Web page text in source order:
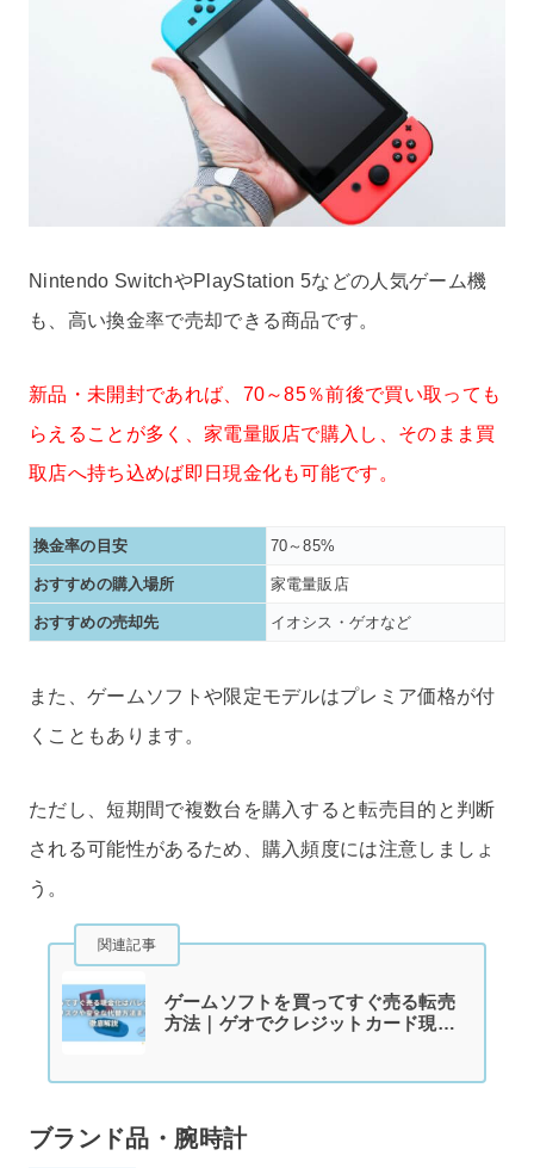
Nintendo SwitchやPlayStation 5などの人気ゲーム機
も、高い換金率で売却できる商品です。
新品・未開封であれば、70～85％前後で買い取っても
らえることが多く、家電量販店で購入し、そのまま買
取店へ持ち込めば即日現金化も可能です。
換金率の目安 70～85%
おすすめの購入場所 家電量販店
おすすめの売却先 イオシス・ゲオなど
また、ゲームソフトや限定モデルはプレミア価格が付
くこともあります。
ただし、短期間で複数台を購入すると転売目的と判断
される可能性があるため、購入頻度には注意しましょ
う。
関連記事
ゲームソフトを買ってすぐ売る転売
方法｜ゲオでクレジットカード現金
ブランド品・腕時計